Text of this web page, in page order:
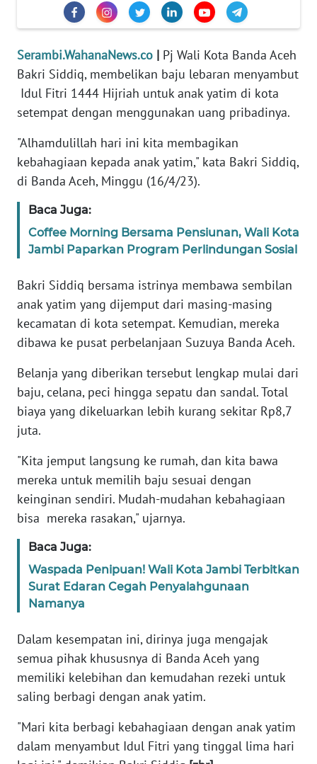
Serambi.WahanaNews.co | Pj Wali Kota Banda Aceh
Bakri Siddiq, membelikan baju lebaran menyambut
Idul Fitri 1444 Hijriah untuk anak yatim di kota
setempat dengan menggunakan uang pribadinya.
"Alhamdulillah hari ini kita membagikan
kebahagiaan kepada anak yatim," kata Bakri Siddiq,
di Banda Aceh, Minggu (16/4/23).
Baca Juga:
Coffee Morning Bersama Pensiunan, Wali Kota
Jambi Paparkan Program Perlindungan Sosial
Bakri Siddiq bersama istrinya membawa sembilan
anak yatim yang dijemput dari masing-masing
kecamatan di kota setempat. Kemudian, mereka
dibawa ke pusat perbelanjaan Suzuya Banda Aceh.
Belanja yang diberikan tersebut lengkap mulai dari
baju, celana, peci hingga sepatu dan sandal. Total
biaya yang dikeluarkan lebih kurang sekitar Rp8,7
juta.
"Kita jemput langsung ke rumah, dan kita bawa
mereka untuk memilih baju sesuai dengan
keinginan sendiri. Mudah-mudahan kebahagiaan
bisa mereka rasakan," ujarnya.
Baca Juga:
Waspada Penipuan! Wali Kota Jambi Terbitkan
Surat Edaran Cegah Penyalahgunaan
Namanya
Dalam kesempatan ini, dirinya juga mengajak
semua pihak khususnya di Banda Aceh yang
memiliki kelebihan dan kemudahan rezeki untuk
saling berbagi dengan anak yatim.
"Mari kita berbagi kebahagiaan dengan anak yatim
dalam menyambut Idul Fitri yang tinggal lima hari
IKLAN
TENTANG
KAMI
PEDOMAN
MEDIA
SIBER
REDAKSI
KARIR
DISCLAIMER
Wahana
News
WN
SUMUT
JAKARTA
WN
WN
BANTEN
WN
WN
KEPRI
WN
PAPUA
WN